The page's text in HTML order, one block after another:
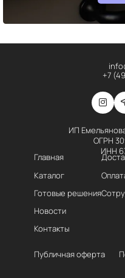
+7
ИП
ОГРН
ИНН
Главная
Каталог
Готовые решения
Новости
Контакты
Публичная оферта